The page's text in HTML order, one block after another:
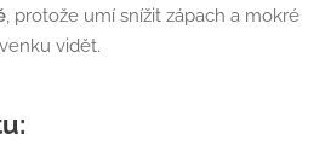
, protože umí snížit zápach a mokré
vidět.